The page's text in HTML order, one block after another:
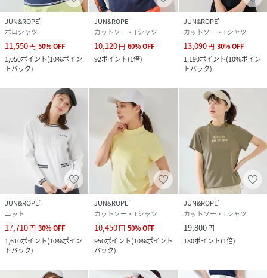
JUN&ROPE’
ポロシャツ
11,550円 50%OFF
1,050ポイント(10%ポイン
トバック)
JUN&ROPE’
カットソー・Tシャツ
10,120円 60%OFF
92ポイント(1倍)
JUN&ROPE’
カットソー・Tシャツ
13,090円 30%OFF
1,190ポイント(10%ポイン
トバック)
JUN&ROPE’
ニット
17,710円 30%OFF
1,610ポイント(10%ポイン
トバック)
JUN&ROPE’
カットソー・Tシャツ
10,450円 50%OFF
950ポイント(10%ポイント
バック)
JUN&ROPE’
カットソー・Tシャツ
19,800円
180ポイント(1倍)